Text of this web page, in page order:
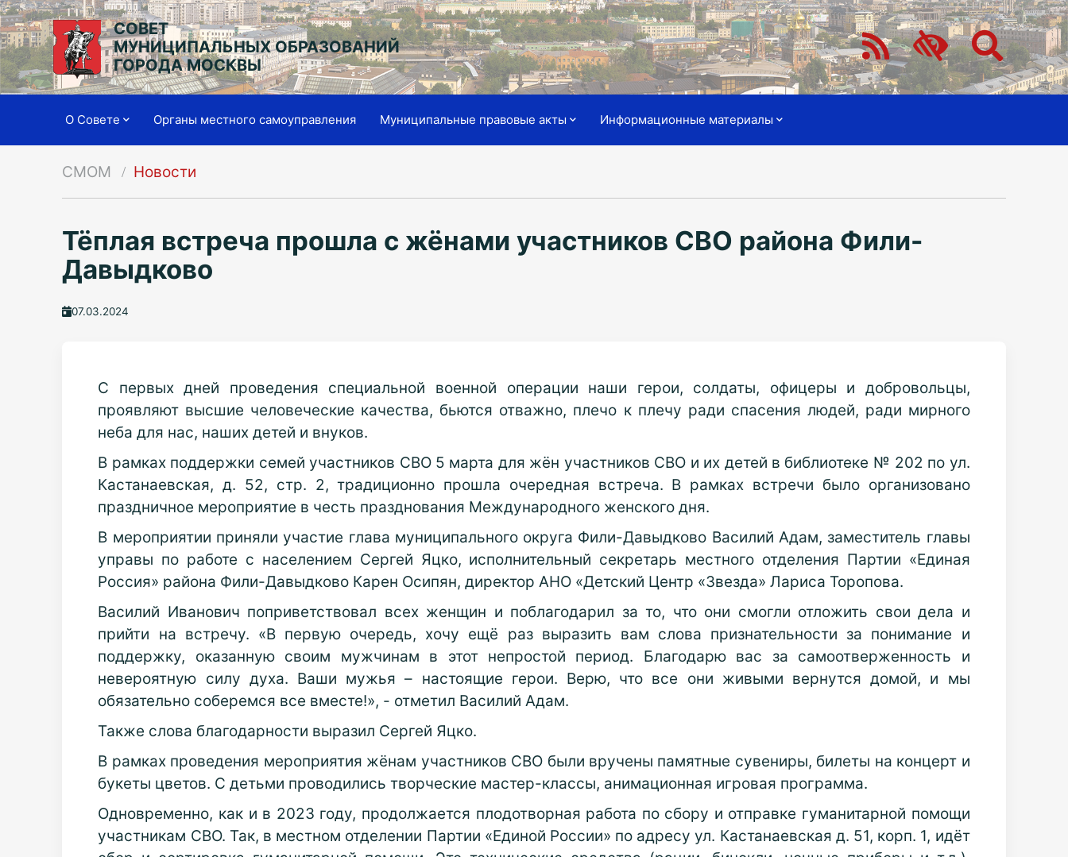
СОВЕТ
МУНИЦИПАЛЬНЫХ ОБРАЗОВАНИЙ
ГОРОДА МОСКВЫ
О Совете Органы местного самоуправления Муниципальные правовые акты Информационные материалы
СМОМ Новости
Тёплая встреча прошла с жёнами участников СВО района Фили-
Давыдково
07.03.2024
С первых дней проведения специальной военной операции наши герои, солдаты, офицеры и добровольцы,
проявляют высшие человеческие качества, бьются отважно, плечо к плечу ради спасения людей, ради мирного
неба для нас, наших детей и внуков.
В рамках поддержки семей участников СВО 5 марта для жён участников СВО и их детей в библиотеке № 202 по ул.
Кастанаевская, д. 52, стр. 2, традиционно прошла очередная встреча. В рамках встречи было организовано
праздничное мероприятие в честь празднования Международного женского дня.
В мероприятии приняли участие глава муниципального округа Фили-Давыдково Василий Адам, заместитель главы
управы по работе с населением Сергей Яцко, исполнительный секретарь местного отделения Партии «Единая
Россия» района Фили-Давыдково Карен Осипян, директор АНО «Детский Центр «Звезда» Лариса Торопова.
Василий Иванович поприветствовал всех женщин и поблагодарил за то, что они смогли отложить свои дела и
прийти на встречу. «В первую очередь, хочу ещё раз выразить вам слова признательности за понимание и
поддержку, оказанную своим мужчинам в этот непростой период. Благодарю вас за самоотверженность и
невероятную силу духа. Ваши мужья – настоящие герои. Верю, что все они живыми вернутся домой, и мы
обязательно соберемся все вместе!», - отметил Василий Адам.
Также слова благодарности выразил Сергей Яцко.
В рамках проведения мероприятия жёнам участников СВО были вручены памятные сувениры, билеты на концерт и
букеты цветов. С детьми проводились творческие мастер-классы, анимационная игровая программа.
Одновременно, как и в 2023 году, продолжается плодотворная работа по сбору и отправке гуманитарной помощи
участникам СВО. Так, в местном отделении Партии «Единой России» по адресу ул. Кастанаевская д. 51, корп. 1, идёт